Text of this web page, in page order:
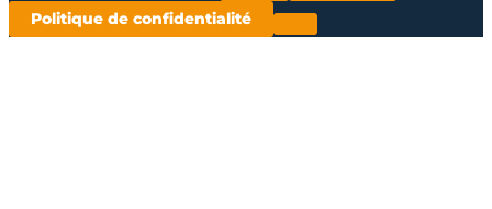
Politique de confidentialité